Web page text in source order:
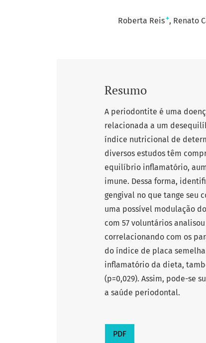
Roberta Reis+ Renato
Resumo
A periodontite é uma
relacionada a um
índice nutricional de
diversos estudos têm
equilíbrio inflamatório,
imune. Dessa forma,
gengival no que tange seu
uma possível modulação
com 57 voluntários
correlacionando com os
do índice de placa
inflamatório da dieta,
(p=0,029). Assim, pode-se
a saúde periodontal.
PDF